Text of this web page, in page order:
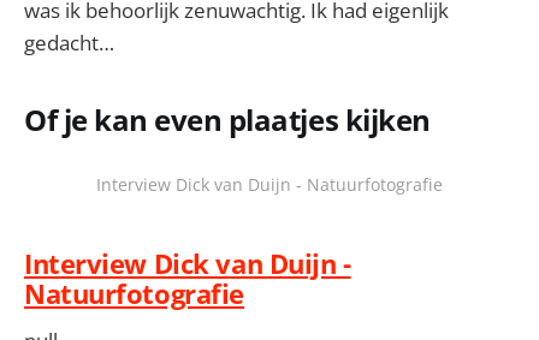
was ik behoorlijk zenuwachtig. Ik had eigenlijk
gedacht…
Of je kan even plaatjes kijken
Interview Dick van Duijn - Natuurfotografie
Interview Dick van Duijn -
Natuurfotografie